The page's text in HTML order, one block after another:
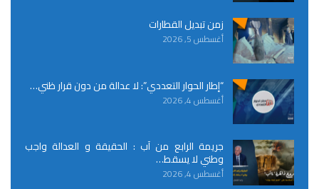
زمن تبديل القطارات
أغسطس 5, 2026
“إطار الحوار التعددي”: لا عدالة من دون قرار ظني…
أغسطس 4, 2026
جريمة الرابع من آب : الحقيقة و العدالة واجب
وطني لا يسقط…
أغسطس 4, 2026